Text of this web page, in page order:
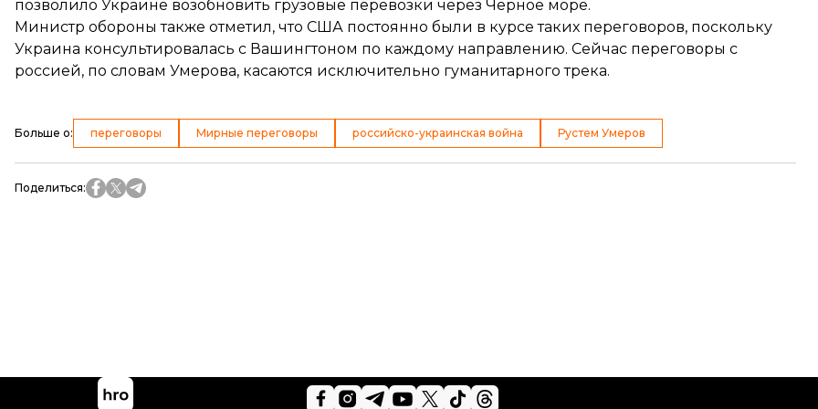
позволило Украине возобновить грузовые перевозки через Черное море.
Министр обороны также отметил, что США постоянно были в курсе таких переговоров, поскольку
Украина консультировалась с Вашингтоном по каждому направлению. Сейчас переговоры с
россией, по словам Умерова, касаются исключительно гуманитарного трека.
Больше о: переговоры Мирные переговоры российско-украинская война Рустем Умеров
Поделиться: